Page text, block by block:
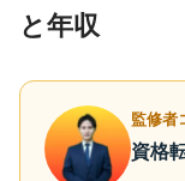
と年収
監修者
資格